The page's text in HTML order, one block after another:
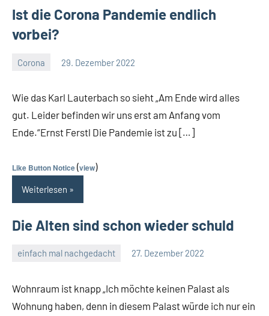
Ist die Corona Pandemie endlich
vorbei?
Corona 29. Dezember 2022
Wie das Karl Lauterbach so sieht „Am Ende wird alles
gut. Leider befinden wir uns erst am Anfang vom
Ende.“Ernst Ferstl Die Pandemie ist zu […]
Like Button Notice(view)
Weiterlesen
Die Alten sind schon wieder schuld
einfach mal nachgedacht 27. Dezember 2022
Wohnraum ist knapp „Ich möchte keinen Palast als
Wohnung haben, denn in diesem Palast würde ich nur ein